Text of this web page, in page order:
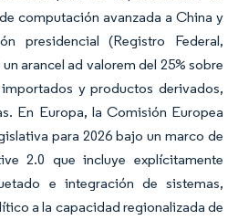
computación avanzada a China y
presidencial (Registro Federal,
arancel ad valorem del 25% sobre
y productos derivados,
En Europa, la Comisión Europea
para 2026 bajo un marco de
2.0 que incluye explícitamente
e integración de sistemas,
a la capacidad regionalizada de